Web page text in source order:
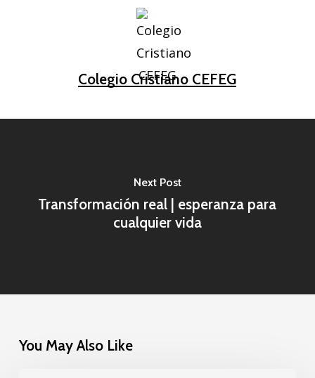
Colegio Cristiano CEFEG
Next Post
Transformación real | esperanza para
cualquier vida
You May Also Like